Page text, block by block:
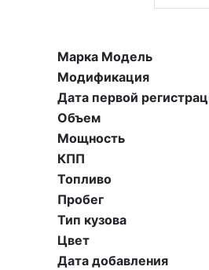
Марка Модель
Модификация
Дата первой
Объем
Мощность
КПП
Топливо
Пробег
Тип кузова
Цвет
Дата добавления